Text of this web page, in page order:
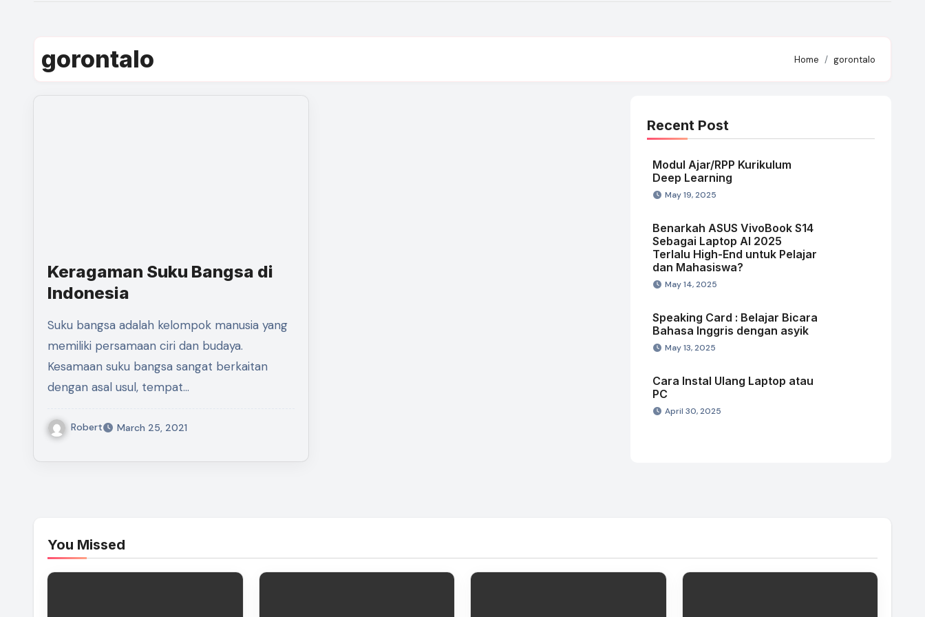
gorontalo Home gorontalo
Keragaman Suku Bangsa di
Indonesia
Suku bangsa adalah kelompok manusia yang
memiliki persamaan ciri dan budaya.
Kesamaan suku bangsa sangat berkaitan
dengan asal usul, tempat…
Robert March 25, 2021
Recent Post
Modul Ajar/RPP Kurikulum
Deep Learning
May 19, 2025
Benarkah ASUS VivoBook S14
Sebagai Laptop AI 2025
Terlalu High-End untuk Pelajar
dan Mahasiswa?
May 14, 2025
Speaking Card : Belajar Bicara
Bahasa Inggris dengan asyik
May 13, 2025
Cara Instal Ulang Laptop atau
PC
April 30, 2025
You Missed